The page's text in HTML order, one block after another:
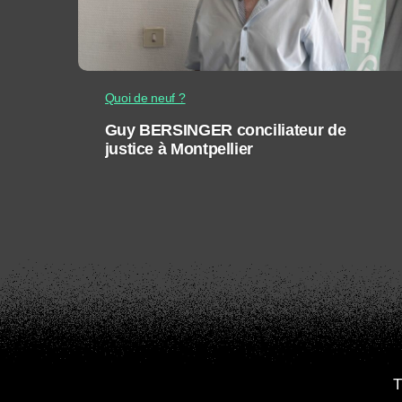
Quoi de neuf ?
Guy BERSINGER conciliateur de
justice à Montpellier